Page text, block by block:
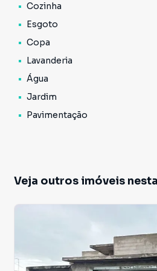
Cozinha
Esgoto
Copa
Lavanderia
Água
Jardim
Pavimentação
Veja outros imóveis